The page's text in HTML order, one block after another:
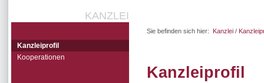
KANZLEI
Kanzleiprofil
Kooperationen
Sie befinden sich hier: Kanzlei /
Kanzleiprofil